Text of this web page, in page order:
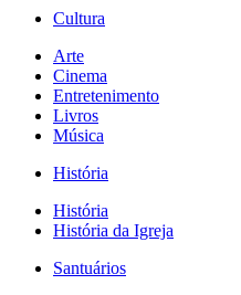
Cultura
Arte
Cinema
Entretenimento
Livros
Música
História
História
História da Igreja
Santuários